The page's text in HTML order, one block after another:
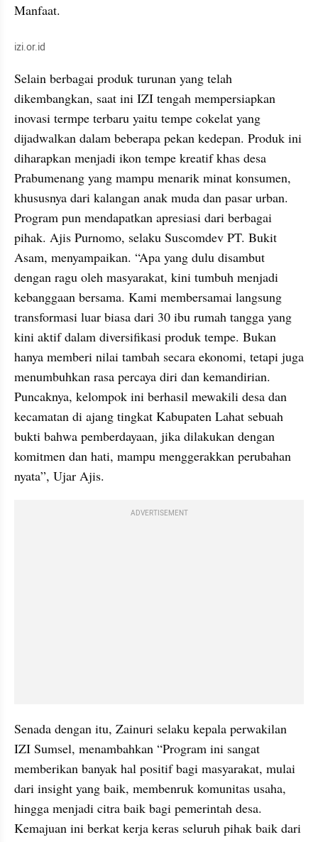
Manfaat.
izi.or.id
Selain berbagai produk turunan yang telah
dikembangkan, saat ini IZI tengah mempersiapkan
inovasi termpe terbaru yaitu tempe cokelat yang
dijadwalkan dalam beberapa pekan kedepan. Produk ini
diharapkan menjadi ikon tempe kreatif khas desa
Prabumenang yang mampu menarik minat konsumen,
khususnya dari kalangan anak muda dan pasar urban.
Program pun mendapatkan apresiasi dari berbagai
pihak. Ajis Purnomo, selaku Suscomdev PT. Bukit
Asam, menyampaikan. “Apa yang dulu disambut
dengan ragu oleh masyarakat, kini tumbuh menjadi
kebanggaan bersama. Kami membersamai langsung
transformasi luar biasa dari 30 ibu rumah tangga yang
kini aktif dalam diversifikasi produk tempe. Bukan
hanya memberi nilai tambah secara ekonomi, tetapi juga
menumbuhkan rasa percaya diri dan kemandirian.
Puncaknya, kelompok ini berhasil mewakili desa dan
kecamatan di ajang tingkat Kabupaten Lahat sebuah
bukti bahwa pemberdayaan, jika dilakukan dengan
komitmen dan hati, mampu menggerakkan perubahan
nyata”, Ujar Ajis.
ADVERTISEMENT
Senada dengan itu, Zainuri selaku kepala perwakilan
IZI Sumsel, menambahkan “Program ini sangat
memberikan banyak hal positif bagi masyarakat, mulai
dari insight yang baik, membenruk komunitas usaha,
hingga menjadi citra baik bagi pemerintah desa.
Kemajuan ini berkat kerja keras seluruh pihak baik dari